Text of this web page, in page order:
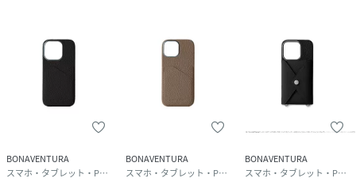
BONAVENTURA
スマホ・タブレット・PCケース/カバー
BONAVENTURA
スマホ・タブレット・PCケース/カバー
BONAVENTURA
スマホ・タブレット・PCケース/カバー